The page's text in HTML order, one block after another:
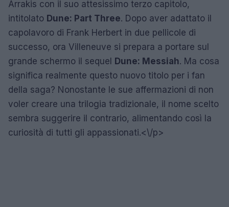
Arrakis con il suo attesissimo terzo capitolo,
intitolato Dune: Part Three. Dopo aver adattato il
capolavoro di Frank Herbert in due pellicole di
successo, ora Villeneuve si prepara a portare sul
grande schermo il sequel Dune: Messiah. Ma cosa
significa realmente questo nuovo titolo per i fan
della saga? Nonostante le sue affermazioni di non
voler creare una trilogia tradizionale, il nome scelto
sembra suggerire il contrario, alimentando così la
curiosità di tutti gli appassionati.<\/p>